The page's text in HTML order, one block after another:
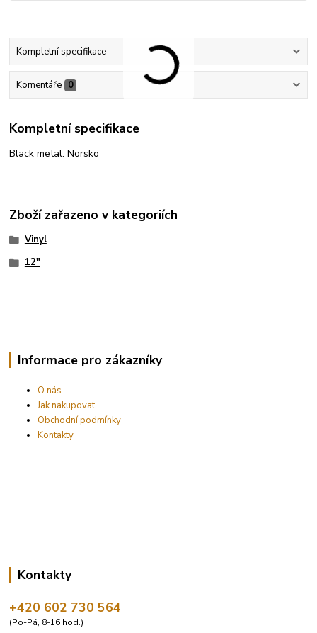
Kompletní specifikace
Komentáře 0
Kompletní specifikace
Black metal. Norsko
Zboží zařazeno v kategoriích
Vinyl
12"
Informace pro zákazníky
O nás
Jak nakupovat
Obchodní podmínky
Kontakty
Kontakty
+420 602 730 564
(Po-Pá, 8-16 hod.)